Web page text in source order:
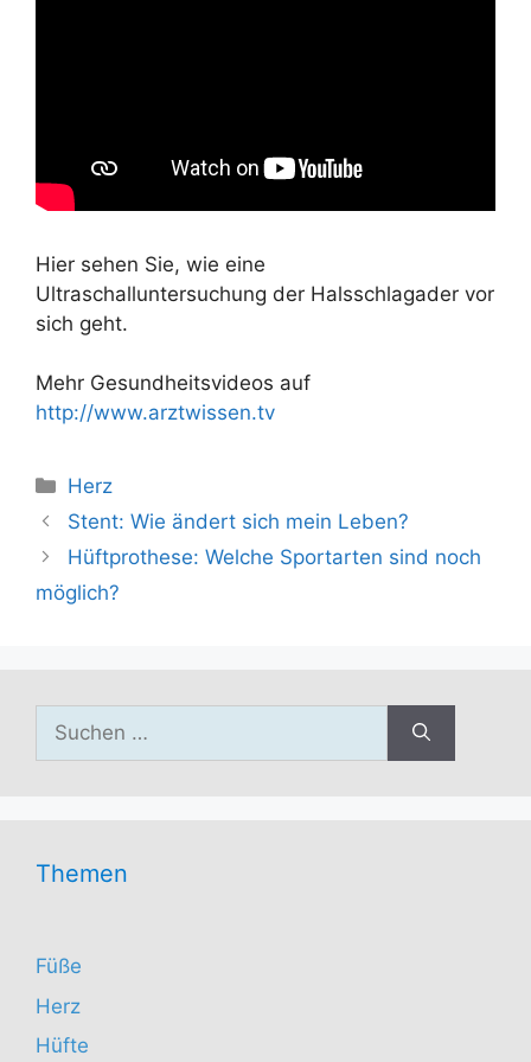
Hier sehen Sie, wie eine
Ultraschalluntersuchung der Halsschlagader vor
sich geht.
Mehr Gesundheitsvideos auf
http://www.arztwissen.tv
Kategorien
Herz
Stent: Wie ändert sich mein Leben?
Hüftprothese: Welche Sportarten sind noch
möglich?
Suchen
Themen
Füße
Herz
Hüfte